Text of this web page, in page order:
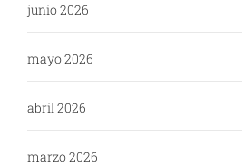
junio 2026
mayo 2026
abril 2026
marzo 2026